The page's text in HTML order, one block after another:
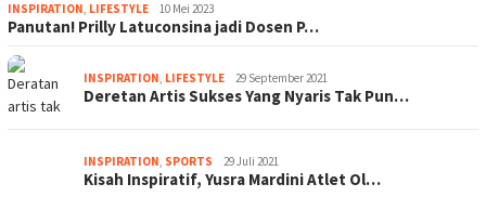
INSPIRATION, LIFESTYLE 10 Mei 2023
Panutan! Prilly Latuconsina jadi Dosen P…
INSPIRATION, LIFESTYLE 29 September 2021
Deretan Artis Sukses Yang Nyaris Tak Pun…
INSPIRATION, SPORTS 29 Juli 2021
Kisah Inspiratif, Yusra Mardini Atlet Ol…